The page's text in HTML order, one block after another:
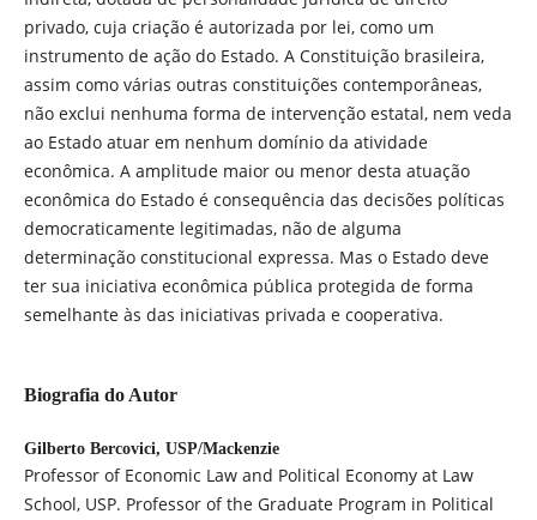
privado, cuja criação é autorizada por lei, como um
instrumento de ação do Estado. A Constituição brasileira,
assim como várias outras constituições contemporâneas,
não exclui nenhuma forma de intervenção estatal, nem veda
ao Estado atuar em nenhum domínio da atividade
econômica. A amplitude maior ou menor desta atuação
econômica do Estado é consequência das decisões políticas
democraticamente legitimadas, não de alguma
determinação constitucional expressa. Mas o Estado deve
ter sua iniciativa econômica pública protegida de forma
semelhante às das iniciativas privada e cooperativa.
Biografia do Autor
Gilberto Bercovici, USP/Mackenzie
Professor of Economic Law and Political Economy at Law
School, USP. Professor of the Graduate Program in Political